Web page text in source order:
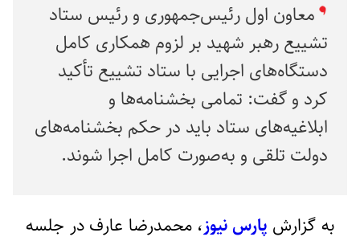
معاون اول رئیس‌جمهوری و رئیس ستاد
تشییع رهبر شهید بر لزوم همکاری کامل
دستگاه‌های اجرایی با ستاد تشییع تأکید
کرد و گفت: تمامی بخشنامه‌ها و
ابلاغیه‌های ستاد باید در حکم بخشنامه‌های
دولت تلقی و به‌صورت کامل اجرا شوند.
به گزارش پارس نیوز، محمدرضا عارف در جلسه